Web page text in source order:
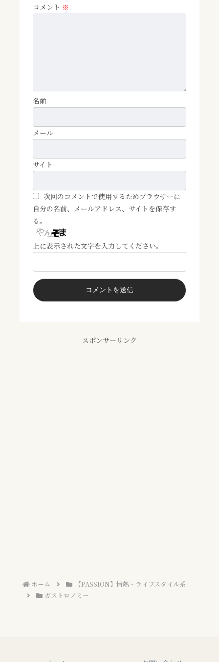
コメント ※
名前
メール
サイト
次回のコメントで使用するためブラウザーに
自分の名前、メールアドレス、サイトを保存す
る。
上に表示された文字を入力してください。
スポンサーリンク
ホーム
【PASSION】情熱・ライフスタイル系
ガストロノミー